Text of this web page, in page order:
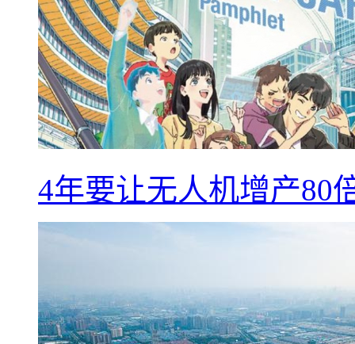
4年要让无人机增产80